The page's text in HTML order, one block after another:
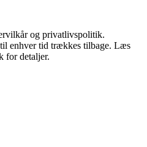
og privatlivspolitik.
enhver tid trækkes tilbage. Læs
for detaljer.